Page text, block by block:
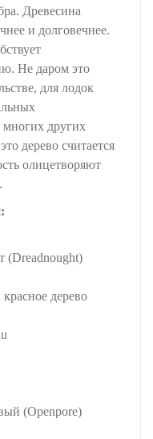
Древесина
и долговечнее.
Не даром это
для лодок
других
дерево считается
олицетворяют
(Dreadnought)
дерево
(Openpore)